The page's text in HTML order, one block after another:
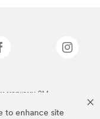
to enhance site
марками 3M.